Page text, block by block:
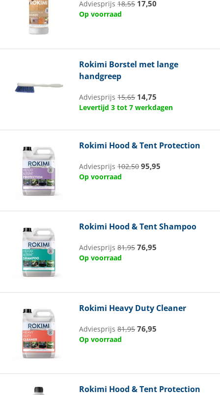
Adviesprijs18,55 17,50
Op voorraad
Rokimi Borstel met lange
handgreep
Adviesprijs15,65 14,75
Levertijd 3 tot 7 werkdagen
Rokimi Hood & Tent Protection
Adviesprijs102,50 95,95
Op voorraad
Rokimi Hood & Tent Shampoo
Adviesprijs81,95 76,95
Op voorraad
Rokimi Heavy Duty Cleaner
Adviesprijs81,95 76,95
Op voorraad
Rokimi Hood & Tent Protection